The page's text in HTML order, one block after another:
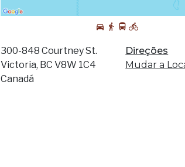
300-848 Courtney St.
Victoria, BC V8W 1C4
Canadá
Direções
Mudar a